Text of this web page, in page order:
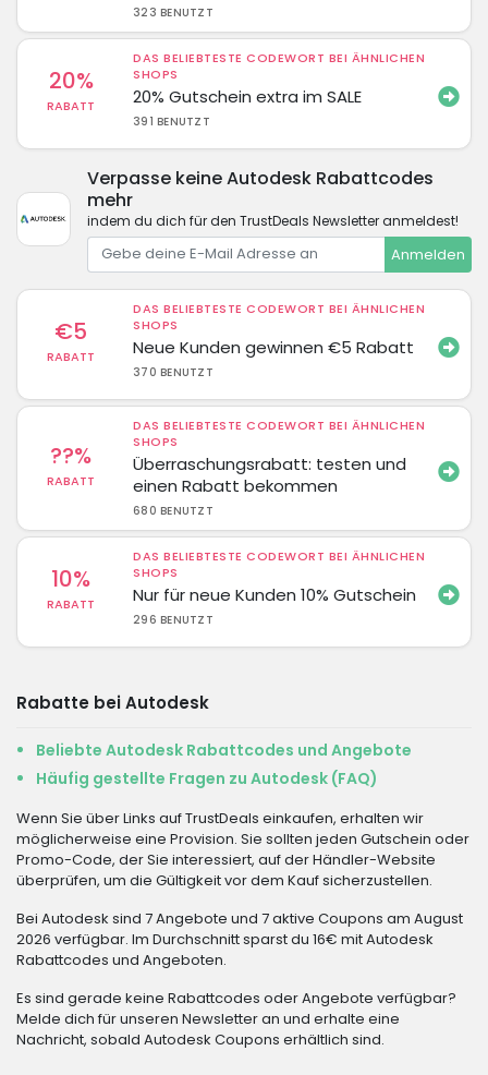
323 BENUTZT
20%
RABATT
DAS BELIEBTESTE CODEWORT BEI ÄHNLICHEN
SHOPS
20% Gutschein extra im SALE
391 BENUTZT
Verpasse keine Autodesk Rabattcodes
mehr
indem du dich für den TrustDeals Newsletter anmeldest!
Anmelden
€5
RABATT
DAS BELIEBTESTE CODEWORT BEI ÄHNLICHEN
SHOPS
Neue Kunden gewinnen €5 Rabatt
370 BENUTZT
??%
RABATT
DAS BELIEBTESTE CODEWORT BEI ÄHNLICHEN
SHOPS
Überraschungsrabatt: testen und
einen Rabatt bekommen
680 BENUTZT
10%
RABATT
DAS BELIEBTESTE CODEWORT BEI ÄHNLICHEN
SHOPS
Nur für neue Kunden 10% Gutschein
296 BENUTZT
Rabatte bei Autodesk
Beliebte Autodesk Rabattcodes und Angebote
Häufig gestellte Fragen zu Autodesk (FAQ)
Wenn Sie über Links auf TrustDeals einkaufen, erhalten wir
möglicherweise eine Provision. Sie sollten jeden Gutschein oder
Promo-Code, der Sie interessiert, auf der Händler-Website
überprüfen, um die Gültigkeit vor dem Kauf sicherzustellen.
Bei Autodesk sind 7 Angebote und 7 aktive Coupons am August
2026 verfügbar. Im Durchschnitt sparst du 16€ mit Autodesk
Rabattcodes und Angeboten.
Es sind gerade keine Rabattcodes oder Angebote verfügbar?
Melde dich für unseren Newsletter an und erhalte eine
Nachricht, sobald Autodesk Coupons erhältlich sind.